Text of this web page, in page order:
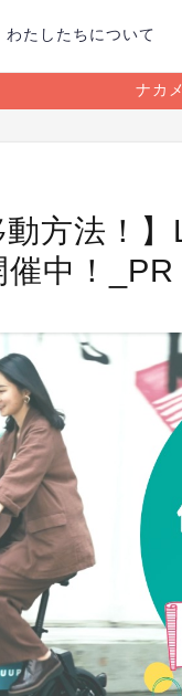
わたしたちについて
ナカ
動方法！
中！_PR